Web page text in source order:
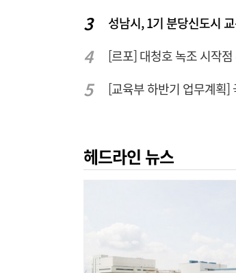
성남시, 1기 분당신도시
헤드라인 뉴스